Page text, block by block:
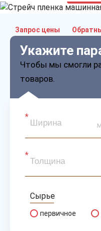
Запрос цены
Укажите
Чтобы мы смогли
товаров.
Сырье
первичное